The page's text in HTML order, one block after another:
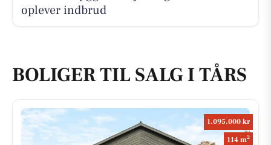
oplever indbrud
BOLIGER TIL SALG I TÅRS
1.095.000 kr
114 m2